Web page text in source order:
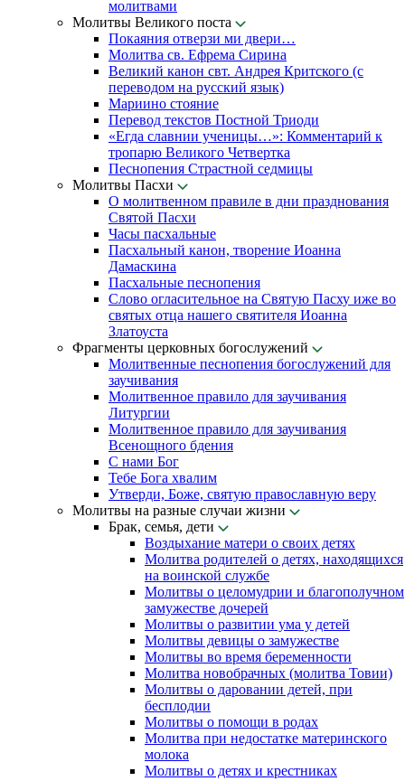
молитвами
Молитвы Великого поста
Покаяния отверзи ми двери…
Молитва св. Ефрема Сирина
Великий канон свт. Андрея Критского (с
переводом на русский язык)
Мариино стояние
Перевод текстов Постной Триоди
«Егда славнии ученицы…»: Комментарий к
тропарю Великого Четвертка
Песнопения Страстной седмицы
Молитвы Пасхи
О молитвенном правиле в дни празднования
Святой Пасхи
Часы пасхальные
Пасхальный канон, творение Иоанна
Дамаскина
Пасхальные песнопения
Слово огласительное на Святую Пасху иже во
святых отца нашего святителя Иоанна
Златоуста
Фрагменты церковных богослужений
Молитвенные песнопения богослужений для
заучивания
Молитвенное правило для заучивания
Литургии
Молитвенное правило для заучивания
Всенощного бдения
С нами Бог
Тебе Бога хвалим
Утверди, Боже, святую православную веру
Молитвы на разные случаи жизни
Брак, семья, дети
Воздыхание матери о своих детях
Молитва родителей о детях, находящихся
на воинской службе
Молитвы о целомудрии и благополучном
замужестве дочерей
Молитвы о развитии ума у детей
Молитвы девицы о замужестве
Молитвы во время беременности
Молитва новобрачных (молитва Товии)
Молитвы о даровании детей, при
бесплодии
Молитвы о помощи в родах
Молитва при недостатке материнского
молока
Молитвы о детях и крестниках